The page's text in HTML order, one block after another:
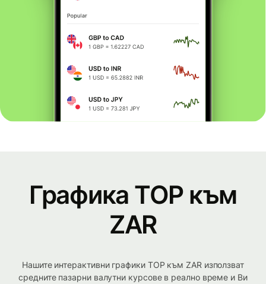
Графика TOP към
ZAR
Нашите интерактивни графики TOP към ZAR използват
средните пазарни валутни курсове в реално време и Ви